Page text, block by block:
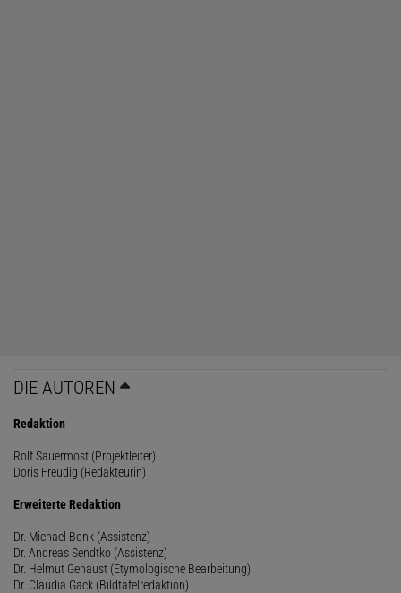
DIE AUTOREN
Redaktion
Rolf Sauermost (Projektleiter)
Doris Freudig (Redakteurin)
Erweiterte Redaktion
Dr. Michael Bonk (Assistenz)
Dr. Andreas Sendtko (Assistenz)
Dr. Helmut Genaust (Etymologische Bearbeitung)
Dr. Claudia Gack (Bildtafelredaktion)